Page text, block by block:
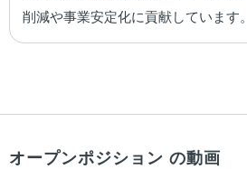
削減や事業安定化に貢献しています。
オープンポジション の動画